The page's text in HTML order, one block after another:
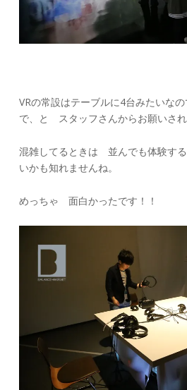
VRの常設はテーブルに4台みたいな
で、と スタッフさんからお願いさ
混雑してるときは 並んでも体験す
いかも知れませんね。
めっちゃ 面白かったです！！